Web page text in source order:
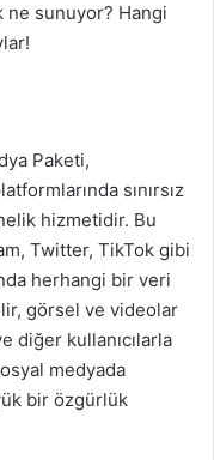
ne sunuyor? Hangi
Paketi,
sınırsız
hizmetidir. Bu
Twitter, TikTok gibi
herhangi bir veri
görsel ve videolar
diğer kullanıcılarla
medyada
bir özgürlük